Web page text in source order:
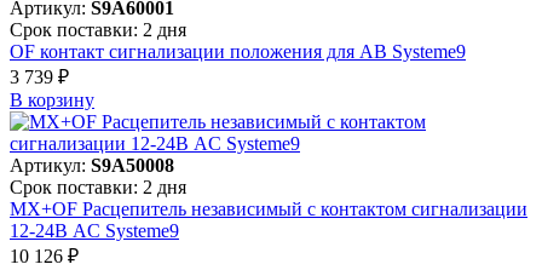
Артикул: S9A60001
Срок поставки: 2 дня
OF контакт сигнализации положения для АВ Systeme9
3 739 ₽
В корзинy
Артикул: S9A50008
Срок поставки: 2 дня
MX+OF Расцепитель независимый с контактом сигнализации
12-24В AC Systeme9
10 126 ₽